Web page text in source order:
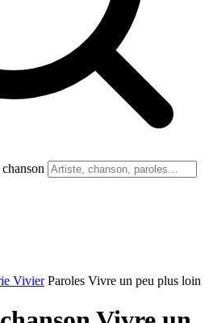
Vivier Paroles Vivre un peu plus loin